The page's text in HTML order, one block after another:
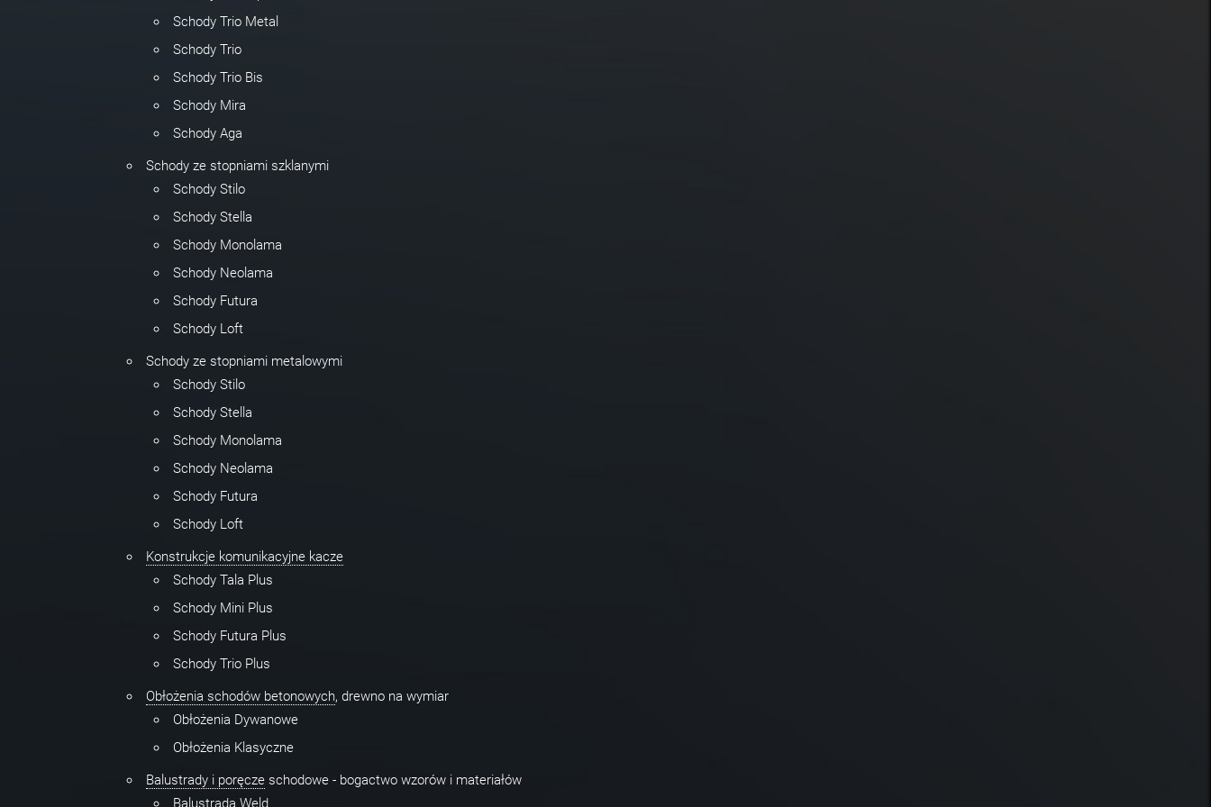
Schody Trio Metal
Schody Trio
Schody Trio Bis
Schody Mira
Schody Aga
Schody ze stopniami szklanymi
Schody Stilo
Schody Stella
Schody Monolama
Schody Neolama
Schody Futura
Schody Loft
Schody ze stopniami metalowymi
Schody Stilo
Schody Stella
Schody Monolama
Schody Neolama
Schody Futura
Schody Loft
Konstrukcje komunikacyjne kacze
Schody Tala Plus
Schody Mini Plus
Schody Futura Plus
Schody Trio Plus
Obłożenia schodów betonowych, drewno na wymiar
Obłożenia Dywanowe
Obłożenia Klasyczne
Balustrady i poręcze schodowe - bogactwo wzorów i materiałów
Balustrada Weld